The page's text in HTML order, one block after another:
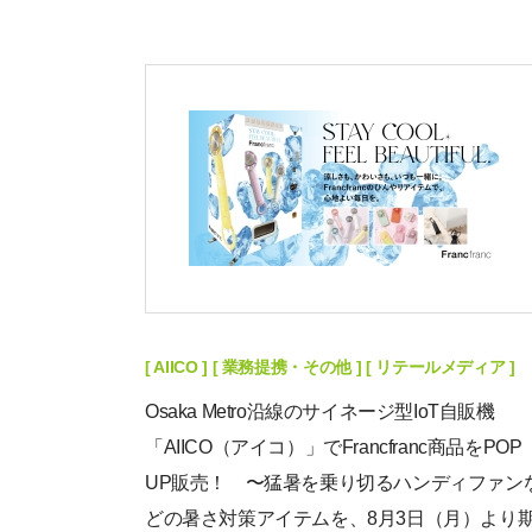
[ AIICO ] [ 業務提携・その他 ] [ リテールメディア ]
Osaka Metro沿線のサイネージ型IoT自販機
「AIICO（アイコ）」でFrancfranc商品をPOP
UP販売！ 〜猛暑を乗り切るハンディファン
どの暑さ対策アイテムを、8月3日（月）より